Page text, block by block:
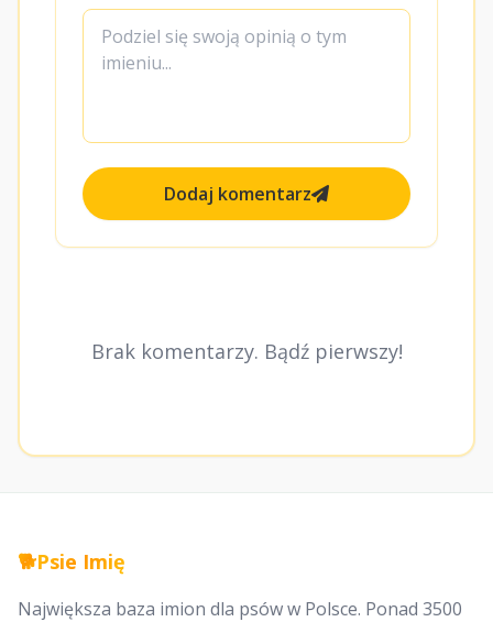
Dodaj komentarz
Brak komentarzy. Bądź pierwszy!
🐕Psie Imię
Największa baza imion dla psów w Polsce. Ponad 3500